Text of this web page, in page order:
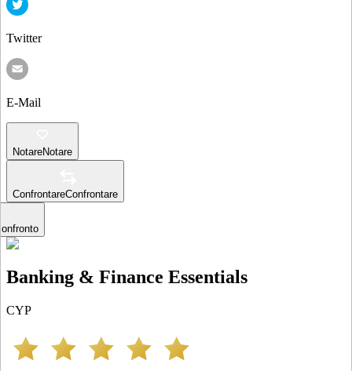
Twitter
E-Mail
NotareNotare
ConfrontareConfrontare
Banking & Finance Essentials
CYP